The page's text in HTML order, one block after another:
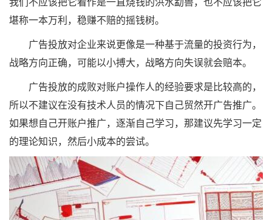
堪称一本万利，稳赚不赔的摇钱树。
广告投放对企业来说更像是一种基于流量的投资行为，
战略方向正确，可能以小搏大，战略方向失误就会赔本。
广告投放的成败对账户操作人的经验要求是比较高的，
所以不建议在没有技术人员的情况下自己贸然开广告推广。
如果想自己开账户推广，逐渐自己学习，那建议先学习一定
的理论知识，然后小成本的尝试。